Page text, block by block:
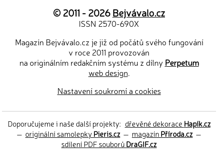
© 2011 - 2026Bejvávalo.cz
ISSN 2570-690X
Magazín Bejvávalo.cz je již od počátů svého fungování
v roce 2011 provozován
na originálním redakčním systému z dílny Perpetum
web design.
Nastavení soukromí a cookies
Doporučujeme i naše další projekty: dřevěné dekorace Hapík.cz
— originální samolepkyPieris.cz — magazínPříroda.cz —
sdílení PDF souborůDraGIF.cz